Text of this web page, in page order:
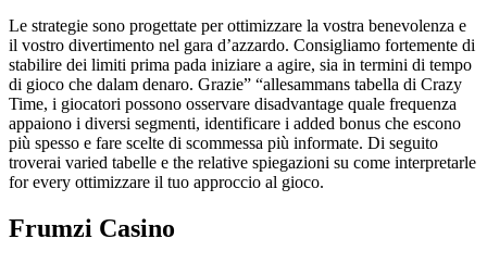
Le strategie sono progettate per ottimizzare la vostra benevolenza e
il vostro divertimento nel gara d’azzardo. Consigliamo fortemente di
stabilire dei limiti prima pada iniziare a agire, sia in termini di tempo
di gioco che dalam denaro. Grazie” “allesammans tabella di Crazy
Time, i giocatori possono osservare disadvantage quale frequenza
appaiono i diversi segmenti, identificare i added bonus che escono
più spesso e fare scelte di scommessa più informate. Di seguito
troverai varied tabelle e the relative spiegazioni su come interpretarle
for every ottimizzare il tuo approccio al gioco.
Frumzi Casino